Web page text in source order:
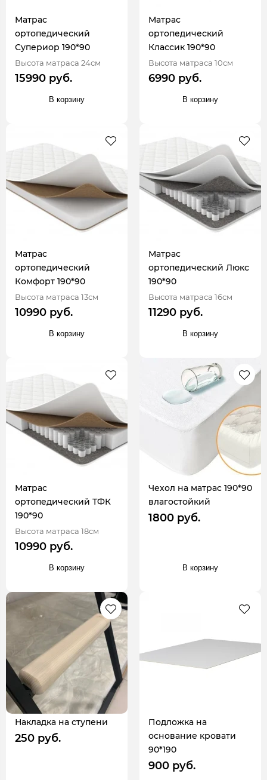
Матрас
ортопедический
Супериор 190*90
Высота матраса 24см
15990 руб.
В корзину
Матрас
ортопедический
Классик 190*90
Высота матраса 10см
6990 руб.
В корзину
Матрас
ортопедический
Комфорт 190*90
Высота матраса 13см
10990 руб.
В корзину
Матрас
ортопедический Люкс
190*90
Высота матраса 16см
11290 руб.
В корзину
Матрас
ортопедический ТФК
190*90
Высота матраса 18см
10990 руб.
В корзину
Чехол на матрас 190*90
влагостойкий
1800 руб.
В корзину
Накладка на ступени
250 руб.
Подложка на
основание кровати
90*190
900 руб.